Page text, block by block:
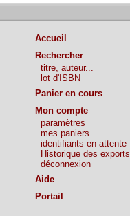
Accueil
Rechercher
titre, auteur...
lot d'ISBN
Panier en cours
Mon compte
paramètres
mes paniers
identifiants en attente
Historique des exports
déconnexion
Aide
Portail